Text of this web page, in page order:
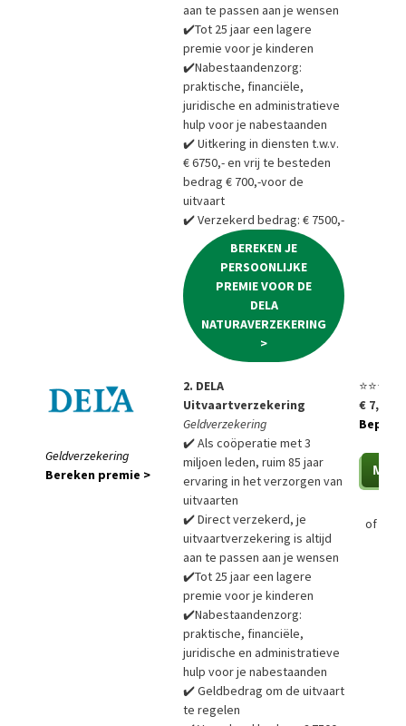
aan te passen aan je wensen
✔️Tot 25 jaar een lagere
premie voor je kinderen
✔️Nabestaandenzorg:
praktische, financiële,
juridische en administratieve
hulp voor je nabestaanden
✔️ Uitkering in diensten t.w.v.
€ 6750,- en vrij te besteden
bedrag € 700,-voor de
uitvaart
✔️ Verzekerd bedrag: € 7500,-
BEREKEN JE
PERSOONLIJKE
PREMIE VOOR DE
DELA
NATURAVERZEKERING
>
Geldverzekering
Bereken premie >
2. DELA
Uitvaartverzekering
Geldverzekering
✔️ Als coöperatie met 3
miljoen leden, ruim 85 jaar
ervaring in het verzorgen van
uitvaarten
✔️ Direct verzekerd, je
uitvaartverzekering is altijd
aan te passen aan je wensen
✔️Tot 25 jaar een lagere
premie voor je kinderen
✔️Nabestaandenzorg:
praktische, financiële,
juridische en administratieve
hulp voor je nabestaanden
✔️ Geldbedrag om de uitvaart
te regelen
⭐⭐⭐⭐⭐
€ 7,85
Bepaal
of